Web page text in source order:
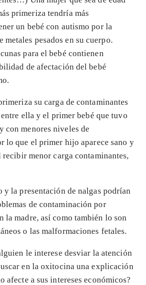
primeriza tendría más
un bebé con autismo por la
metales pesados en su cuerpo.
para el bebé contienen
de afectación del bebé
su carga de contaminantes
ella y el primer bebé que tuvo
con menores niveles de
lo que el primer hijo aparece sano y
menor carga contaminantes,
y la presentación de nalgas podrían
de contaminación por
la madre, así como también lo son
o las malformaciones fetales.
le interese desviar la atención
en la oxitocina una explicación
afecte a sus intereses económicos?